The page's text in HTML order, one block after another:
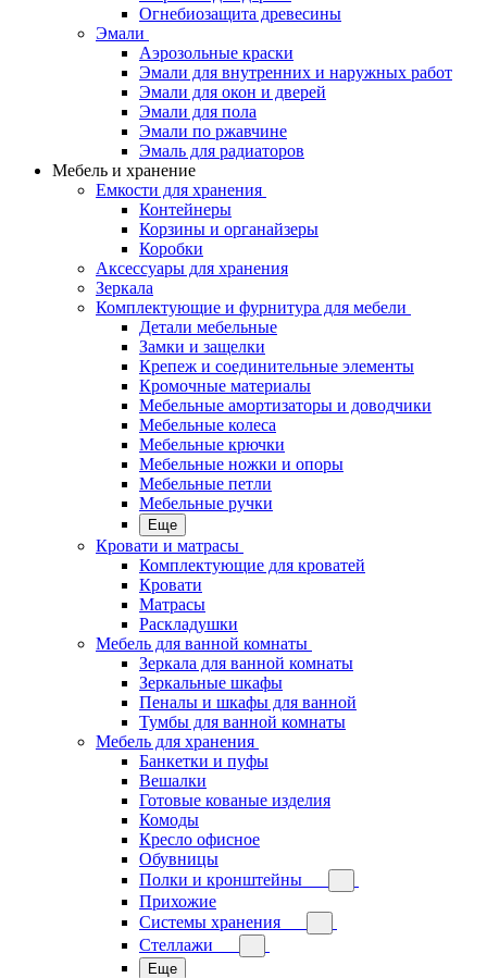
Огнебиозащита древесины
Эмали
Аэрозольные краски
Эмали для внутренних и наружных работ
Эмали для окон и дверей
Эмали для пола
Эмали по ржавчине
Эмаль для радиаторов
Мебель и хранение
Емкости для хранения
Контейнеры
Корзины и органайзеры
Коробки
Аксессуары для хранения
Зеркала
Комплектующие и фурнитура для мебели
Детали мебельные
Замки и защелки
Крепеж и соединительные элементы
Кромочные материалы
Мебельные амортизаторы и доводчики
Мебельные колеса
Мебельные крючки
Мебельные ножки и опоры
Мебельные петли
Мебельные ручки
Еще
Кровати и матрасы
Комплектующие для кроватей
Кровати
Матрасы
Раскладушки
Мебель для ванной комнаты
Зеркала для ванной комнаты
Зеркальные шкафы
Пеналы и шкафы для ванной
Тумбы для ванной комнаты
Мебель для хранения
Банкетки и пуфы
Вешалки
Готовые кованые изделия
Комоды
Кресло офисное
Обувницы
Полки и кронштейны
Прихожие
Системы хранения
Стеллажи
Еще